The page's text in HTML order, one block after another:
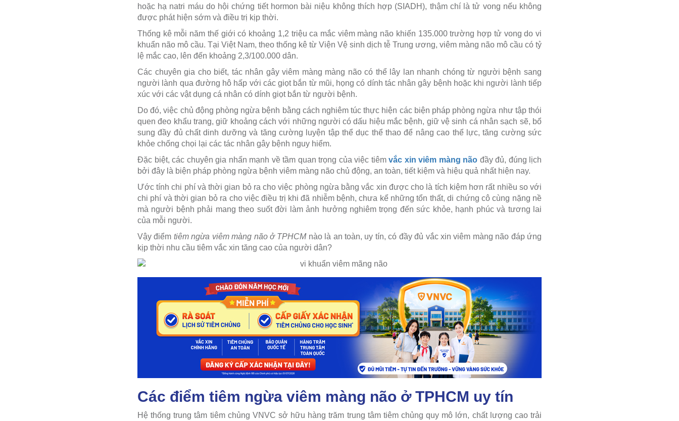
hoặc hạ natri máu do hội chứng tiết hormon bài niệu không thích hợp (SIADH), thậm chí là tử vong nếu không
được phát hiện sớm và điều trị kịp thời.
Thống kê mỗi năm thế giới có khoảng 1,2 triệu ca mắc viêm màng não khiến 135.000 trường hợp tử vong do vi
khuẩn não mô cầu. Tại Việt Nam, theo thống kê từ Viện Vệ sinh dịch tễ Trung ương, viêm màng não mô cầu có tỷ
lệ mắc cao, lên đến khoảng 2,3/100.000 dân.
Các chuyên gia cho biết, tác nhân gây viêm màng màng não có thể lây lan nhanh chóng từ người bệnh sang
người lành qua đường hô hấp với các giọt bắn từ mũi, họng có dính tác nhân gây bệnh hoặc khi người lành tiếp
xúc với các vật dụng cá nhân có dính giọt bắn từ người bệnh.
Do đó, việc chủ động phòng ngừa bệnh bằng cách nghiêm túc thực hiện các biện pháp phòng ngừa như tập thói
quen đeo khẩu trang, giữ khoảng cách với những người có dấu hiệu mắc bệnh, giữ vệ sinh cá nhân sạch sẽ, bổ
sung đầy đủ chất dinh dưỡng và tăng cường luyện tập thể dục thể thao để nâng cao thể lực, tăng cường sức
khỏe chống chọi lại các tác nhân gây bệnh nguy hiểm.
Đặc biệt, các chuyên gia nhấn mạnh về tầm quan trọng của việc tiêm vắc xin viêm màng não đầy đủ, đúng lịch
bởi đây là biện pháp phòng ngừa bệnh viêm màng não chủ động, an toàn, tiết kiệm và hiệu quả nhất hiện nay.
Ước tính chi phí và thời gian bỏ ra cho việc phòng ngừa bằng vắc xin được cho là tích kiệm hơn rất nhiều so với
chi phí và thời gian bỏ ra cho việc điều trị khi đã nhiễm bệnh, chưa kể những tổn thất, di chứng cô cùng nặng nề
mà người bệnh phải mang theo suốt đời làm ảnh hưởng nghiêm trọng đến sức khỏe, hạnh phúc và tương lai
của mỗi người.
Vậy điểm tiêm ngừa viêm màng não ở TPHCMnào là an toàn, uy tín, có đầy đủ vắc xin viêm màng não đáp ứng
kịp thời nhu cầu tiêm vắc xin tăng cao của người dân?
Các điểm tiêm ngừa viêm màng não ở TPHCM uy tín
Hệ thống trung tâm tiêm chủng VNVC sở hữu hàng trăm trung tâm tiêm chủng quy mô lớn, chất lượng cao trải